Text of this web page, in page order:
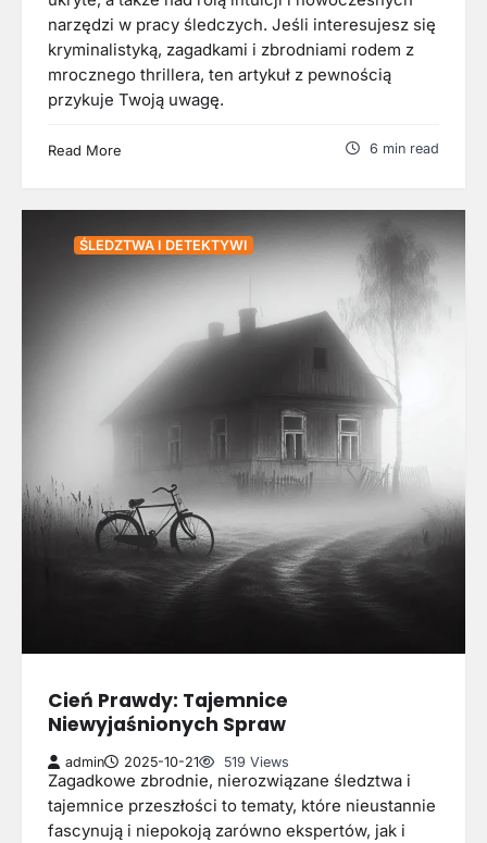
narzędzi w pracy śledczych. Jeśli interesujesz się
kryminalistyką, zagadkami i zbrodniami rodem z
mrocznego thrillera, ten artykuł z pewnością
przykuje Twoją uwagę.
Read More 6 min read
ŚLEDZTWA I DETEKTYWI
Cień Prawdy: Tajemnice
Niewyjaśnionych Spraw
admin 2025-10-21 519 Views
Zagadkowe zbrodnie, nierozwiązane śledztwa i
tajemnice przeszłości to tematy, które nieustannie
fascynują i niepokoją zarówno ekspertów, jak i